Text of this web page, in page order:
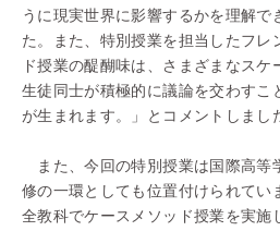
うに現実世界に影響するかを理解で
た。また、特別授業を担当したフレ
ド授業の醍醐味は、さまざまなスケ
生徒同士が積極的に議論を交わすこ
が生まれます。」とコメントしまし
また、今回の特別授業は国際高等
修の一環としても位置付けられてい
全教科でケースメソッド授業を実施